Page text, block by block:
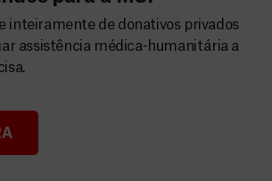
para a MSF
inteiramente de donativos privados
assistência médica-humanitária a